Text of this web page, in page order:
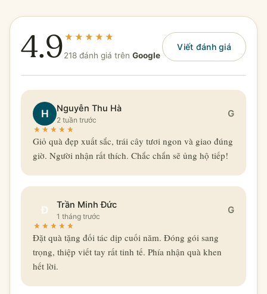
4.9218 đánh giá trên Google
Viết đánh giá
H Nguyễn Thu Hà
2 tuần trước
G
Giỏ quà đẹp xuất sắc, trái cây tươi ngon và giao đúng
giờ. Người nhận rất thích. Chắc chắn sẽ ủng hộ tiếp!
Đ Trần Minh Đức
1 tháng trước
G
Đặt quà tặng đối tác dịp cuối năm. Đóng gói sang
trọng, thiệp viết tay rất tinh tế. Phía nhận quà khen
hết lời.